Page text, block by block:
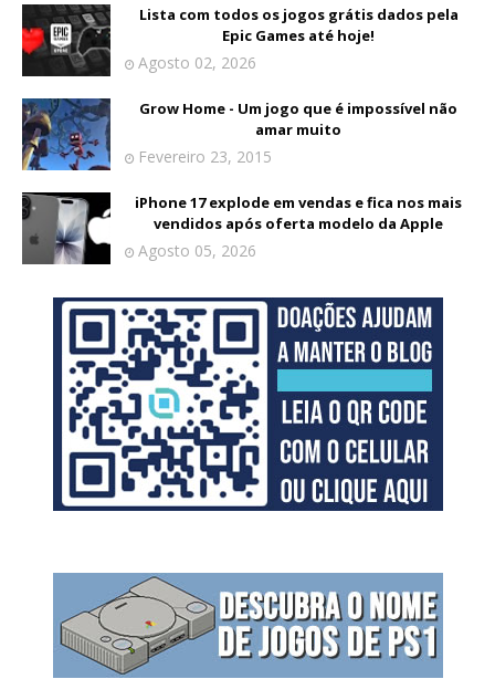
Lista com todos os jogos grátis dados pela
Epic Games até hoje!
Agosto 02, 2026
Grow Home - Um jogo que é impossível não
amar muito
Fevereiro 23, 2015
iPhone 17 explode em vendas e fica nos mais
vendidos após oferta modelo da Apple
Agosto 05, 2026